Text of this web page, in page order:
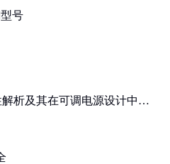
号
析及其在可调电源设计中的